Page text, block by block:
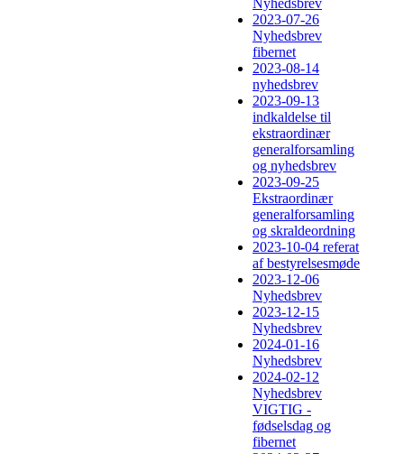
2023-07-26
Nyhedsbrev
fibernet
2023-08-14
nyhedsbrev
2023-09-13
indkaldelse til
ekstraordinær
generalforsamling
og nyhedsbrev
2023-09-25
Ekstraordinær
generalforsamling
og skraldeordning
2023-10-04 referat
af bestyrelsesmøde
2023-12-06
Nyhedsbrev
2023-12-15
Nyhedsbrev
2024-01-16
Nyhedsbrev
2024-02-12
Nyhedsbrev
VIGTIG -
fødselsdag og
fibernet